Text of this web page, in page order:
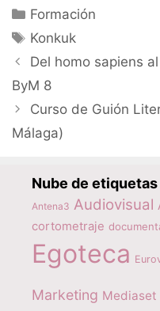
Categorías
Formación
Etiquetas
Konkuk
Del homo sapiens
ByM 8
Curso de Guión
Málaga)
Nube de etiquetas
Antena3 Audiovisual
cortometraje
Egoteca
Marketing Mediaset